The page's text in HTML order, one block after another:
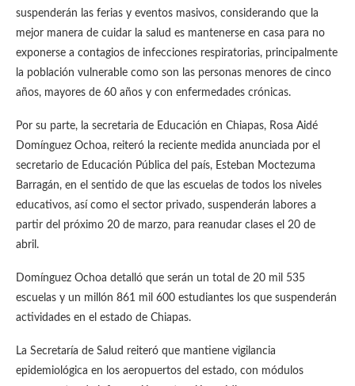
suspenderán las ferias y eventos masivos, considerando que la
mejor manera de cuidar la salud es mantenerse en casa para no
exponerse a contagios de infecciones respiratorias, principalmente
la población vulnerable como son las personas menores de cinco
años, mayores de 60 años y con enfermedades crónicas.
Por su parte, la secretaria de Educación en Chiapas, Rosa Aidé
Domínguez Ochoa, reiteró la reciente medida anunciada por el
secretario de Educación Pública del país, Esteban Moctezuma
Barragán, en el sentido de que las escuelas de todos los niveles
educativos, así como el sector privado, suspenderán labores a
partir del próximo 20 de marzo, para reanudar clases el 20 de
abril.
Domínguez Ochoa detalló que serán un total de 20 mil 535
escuelas y un millón 861 mil 600 estudiantes los que suspenderán
actividades en el estado de Chiapas.
La Secretaría de Salud reiteró que mantiene vigilancia
epidemiológica en los aeropuertos del estado, con módulos